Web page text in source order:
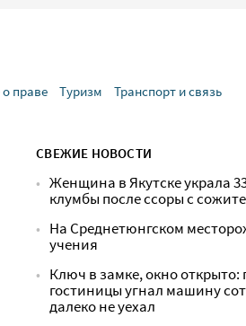
о праве Туризм Транспорт и связь
СВЕЖИЕ НОВОСТИ
Женщина в Якутске украла
клумбы после ссоры с
На Среднетюнгском
учения
Ключ в замке, окно открыто:
гостиницы угнал машину
далеко не уехал